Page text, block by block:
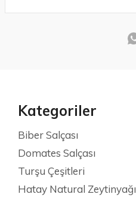
Kategoriler
Biber Salçası
Domates Salçası
Turşu Çeşitleri
Hatay Natural Zeytinyağı